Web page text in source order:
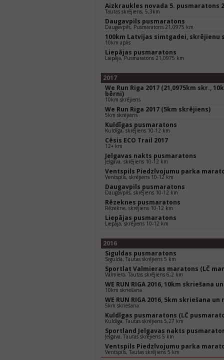
Aizkraukles novada 5. pusmaratons
Tautas skrējiens, 5,3km
Daugavpils pusmaratons
Daugavpils, Pusmaratons 21,0975 km
100km Latvijas simtgadei, skrējienu
10km aplis
Liepājas pusmaratons
Liepāja, Pusmaratons 21,0975 km
2017
We Run Riga 2017 (21,0975km skr.,
bērni)
10km skrējiens
We Run Riga 2017 (5km skrējiens)
5km skrējiens
Kuldīgas pusmaratons
Kuldīga, skrējiens 10-12 km
Cēsis ECO Trail 2017
12+ km
Jelgavas nakts pusmaratons
Jelgava, skrējiens 10-12 km
Ventspils Piedzīvojumu parka
Ventspils, skrējiens 10-12 km
Daugavpils pusmaratons
Daugavpils, skrējiens 10-12 km
Rēzeknes pusmaratons
Rēzekne, skrējiens 10-12 km
Liepājas pusmaratons
Liepāja, skrējiens 10-12 km
2016
Siguldas pusmaratons
Sigulda, Tautas skrējiens 5 km
Sportlat Valmieras maratons (LČ
Valmiera, Tautas skrējiens 6,2 km
WE RUN RIGA 2016, 10km skriešana
10km skriešana
WE RUN RIGA 2016, 5km skriešana un
5km skriešana
Kuldīgas pusmaratons (LČ
Kuldīga, Tautas skrējiens 5,27 km
Sportland Jelgavas nakts
Jelgava, Tautas skrējiens 5 km
Ventspils Piedzīvojumu parka
Ventspils, Tautas skrējiens 5 km